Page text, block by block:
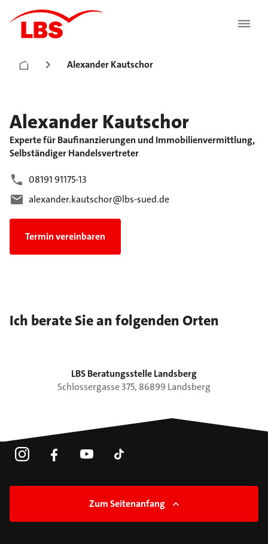
Alexander Kautschor
Alexander Kautschor
Experte für Baufinanzierungen und Immobilienvermittlung,
Selbständiger Handelsvertreter
08191 91175-13
alexander.kautschor@lbs-sued.de
Termin vereinbaren
Ich berate Sie an folgenden Orten
LBS Beratungsstelle Landsberg
Schlossergasse375, 86899 Landsberg
Zum Seitenanfang